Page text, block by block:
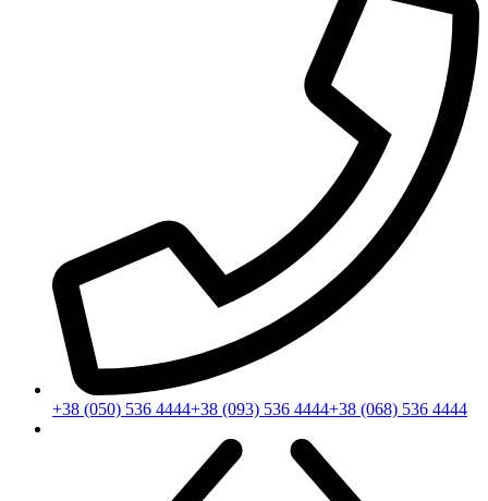
+38 (050) 536 4444+38 (093) 536 4444+38 (068) 536 4444